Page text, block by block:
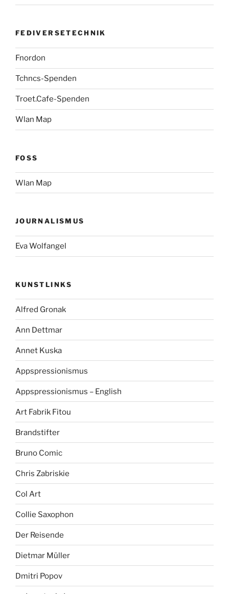
FEDIVERSETECHNIK
Fnordon
Tchncs-Spenden
Troet.Cafe-Spenden
Wlan Map
FOSS
Wlan Map
JOURNALISMUS
Eva Wolfangel
KUNSTLINKS
Alfred Gronak
Ann Dettmar
Annet Kuska
Appspressionismus
Appspressionismus – English
Art Fabrik Fitou
Brandstifter
Bruno Comic
Chris Zabriskie
Col Art
Collie Saxophon
Der Reisende
Dietmar Müller
Dmitri Popov